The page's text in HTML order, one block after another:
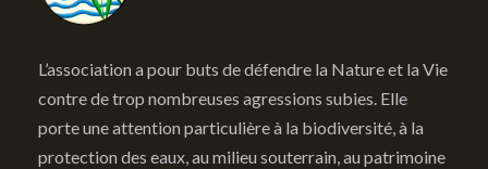
L’association a pour buts de défendre la Nature et la Vie
contre de trop nombreuses agressions subies. Elle
porte une attention particulière à la biodiversité, à la
protection des eaux, au milieu souterrain, au patrimoine